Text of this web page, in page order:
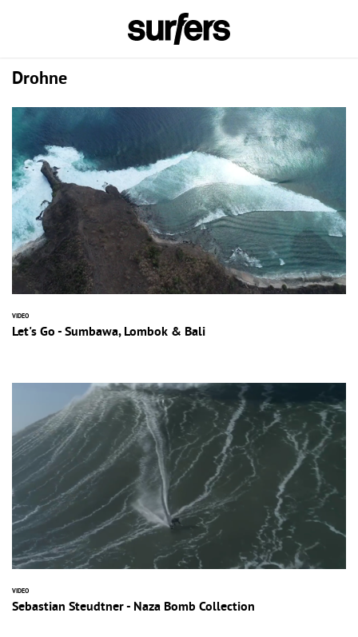
Drohne
VIDEO
Let's Go - Sumbawa, Lombok & Bali
VIDEO
Sebastian Steudtner - Naza Bomb Collection